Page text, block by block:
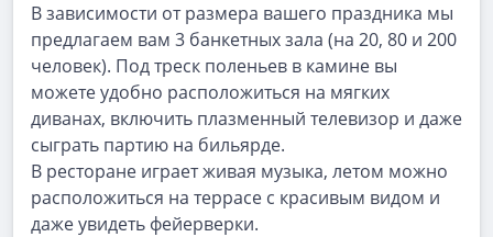
В зависимости от размера вашего праздника мы
предлагаем вам 3 банкетных зала (на 20, 80 и 200
человек). Под треск поленьев в камине вы
можете удобно расположиться на мягких
диванах, включить плазменный телевизор и даже
сыграть партию на бильярде.
В ресторане играет живая музыка, летом можно
расположиться на террасе с красивым видом и
даже увидеть фейерверки.